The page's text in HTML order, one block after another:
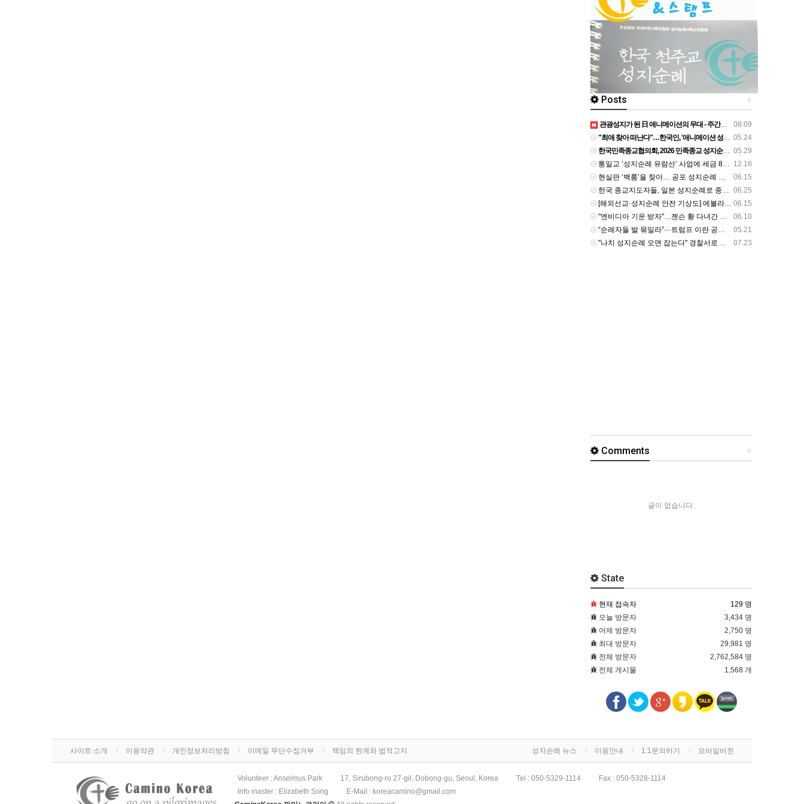
+
Posts
08.09
관광성지가 된 日 애니메이션의 무대 - 주간조선
05.24
"최애 찾아 떠난다"…한국인, '애니메이션 성지순례' 검색 143% 급증 - 뉴시스
05.29
한국민족종교협의회, 2026 민족종교 성지순례 성료 - 서울신문
12.18
통일교 ‘성지순례 유람선’ 사업에 세금 80억 투입 확인 - 뉴스타파
06.15
현실판 ‘백룸’을 찾아… 공포 성지순례 유행 ‘위험한 호기심’ - 경인일보
06.25
한국 종교지도자들, 일본 성지순례로 종교간 화합·평화 기원 - 불교신문
06.15
[해외선교·성지순례 안전 기상도] 에볼라, 철저한 예방·검역 준수를 - 국민일보
06.10
"엔비디아 기운 받자"…젠슨 황 다녀간 홍대 일대 '성지순례' 열풍 - 진일보
05.21
“순례자들 발 묶일라”···트럼프 이란 공격 재개 직전 보류 배경엔 이슬람 성지순례 ‘하지’ - v.daum.net
07.23
"나치 성지순례 오면 잡는다" 경찰서로 재탄생한 히틀러 생가 - v.daum.net
+
Comments
글이 없습니다.
State
현재 접속자
129 명
오늘 방문자
3,434 명
어제 방문자
2,750 명
최대 방문자
29,981 명
전체 방문자
2,762,584 명
전체 게시물
1,568 개
사이트 소개 이용약관 개인정보처리방침 이메일 무단수집거부 책임의 한계와 법적고지 성지순례 뉴스 이용안내 1:1문의하기 모바일버전
Volunteer : Anselmus Park 17, Sirubong-ro 27-gil, Dobong-gu, Seoul, Korea Tel : 050-5329-1114 Fax : 050-5328-1114
Info master : Elizabeth Song
E-Mail : koreacamino@gmail.com